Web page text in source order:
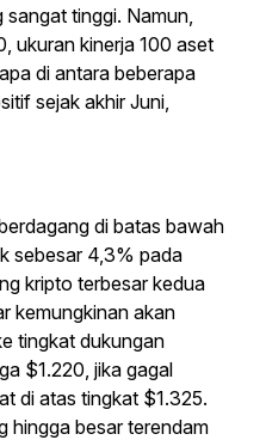
tinggi. Namun,
ukuran kinerja 100 aset
di antara beberapa
sejak akhir Juni,
di batas bawah
sebesar 4,3% pada
kripto terbesar kedua
kemungkinan akan
tingkat dukungan
$1.220, jika gagal
di atas tingkat $1.325.
hingga besar terendam